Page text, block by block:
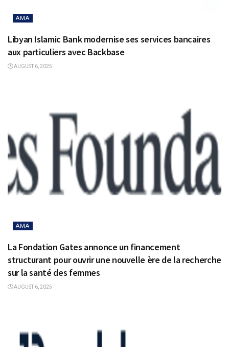
AMA
Libyan Islamic Bank modernise ses services bancaires
aux particuliers avec Backbase
AUGUST 6, 2025
AMA
La Fondation Gates annonce un financement
structurant pour ouvrir une nouvelle ère de la recherche
sur la santé des femmes
AUGUST 6, 2025